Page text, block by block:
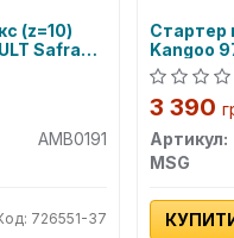
(z=10)
Safrane
AMB0191
726551-37
Стартер
Kangoo
96-03,
Scenic I
00, Trafic
95-04;
LANCIA
3 390
Артикул:
MSG